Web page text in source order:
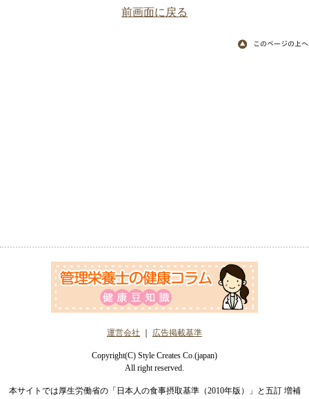
前画面に戻る
運営会社 広告掲載基準
Copyright(C) Style Creates Co.(japan)
All right reserved.
本サイトでは厚生労働省の「日本人の食事摂取基準（2010年版）」と五訂 増補